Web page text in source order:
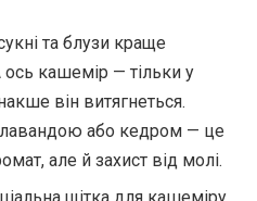
та блузи краще
ось кашемір — тільки у
він витягнеться.
або кедром — це
але й захист від молі.
щітка для кашеміру